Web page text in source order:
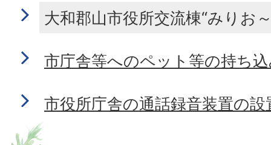
大和郡山市役所交流棟“みりお
市庁舎等へのペット等の持ち
市役所庁舎の通話録音装置の